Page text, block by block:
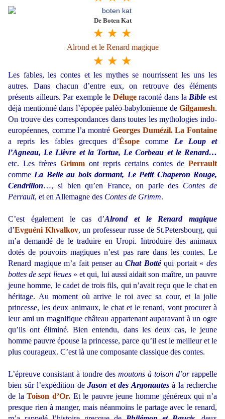
De Boten Kat
★ ★ ★
Alrond et le Renard magique
★ ★ ★
Les fables, les contes et les mythes se nourrissent les uns les
autres. Dans chacun d’entre eux, on retrouve des éléments
présents ailleurs. Par exemple le Délugeraconté dans la Bible est
déjà mentionné dans l’épopée paléo-babylonienne de Gilgamesh.
On trouve des correspondances dans toutes les mythologies indo-
européennes, comme l’a montré Georges Dumézil. La Fontaine
a repris les fables grecques d’Ésope comme Le Loup et
l’Agneau, Le Lièvre et la Tortue, Le Corbeau et le Renard…
etc. Les frères Grimm ont repris certains contes de Perrault
comme La Belle au bois dormant, Le Petit Chaperon Rouge,
Cendrillon…, si bien qu’en France, on parle des Contes de
Perrault, et en Allemagne des Contes de Grimm.
C’est également le cas d’Alrond et le Renard magique
d’Evguéni Khvalkov, un professeur russe de St.Petersbourg, qui
m’a demandé de le traduire en Uropi. Introduire des animaux
dotés de pouvoirs magiques n’est pas rare dans les contes. Le
Renard magique m’a fait penser auChat Bottéqui portait «des
bottes de sept lieues» et qui, lui aussi aidait son maître, un pauvre
jeune homme, le cadet de trois fils, qui n’avait reçu que le chat en
héritage. Au moment où arrive le roi avec sa cour, et la jolie
princesse, les deux animaux, le chat et le renard, vont procurer à
leur ami un magnifique château appartenant auparavant à un ogre
qu’ils ont éliminé. Bien entendu, dans les deux cas, le jeune
homme pauvre épouse la princesse, parce qu’il est le meilleur et le
plus courageux. C’est là une composante classique des contes.
L’épreuve consistant à tondre des moutons à toison d’orrappelle
bien sûr l’expédition deJason et des Argonautes à la recherche
de laToison d’Or.Et le pauvre jeune homme généreux qui n’a
presque rien à manger, mais néanmoins le partage avec le renard,